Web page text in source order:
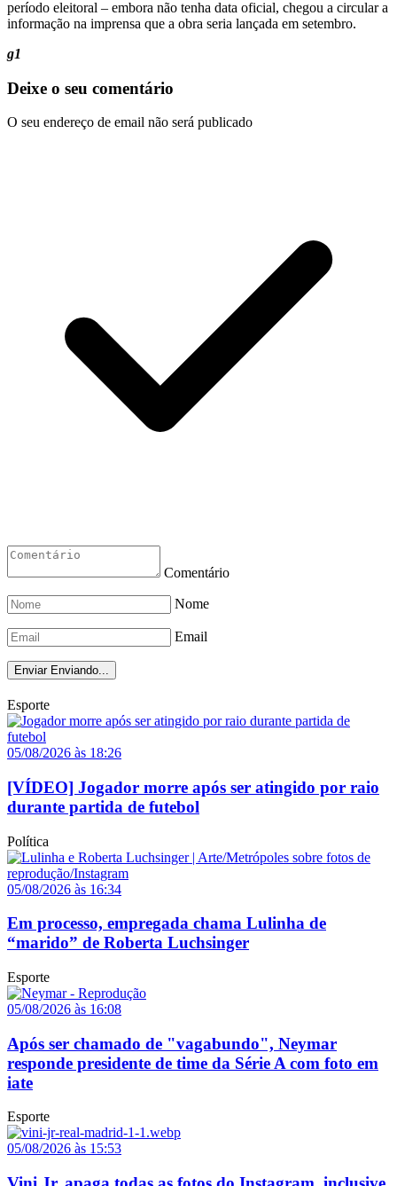
período eleitoral – embora não tenha data oficial, chegou a circular a
informação na imprensa que a obra seria lançada em setembro.
g1
Deixe o seu comentário
O seu endereço de email não será publicado
Comentário
Nome
Email
Enviar Enviando...
Esporte
05/08/2026 às 18:26
[VÍDEO] Jogador morre após ser atingido por raio
durante partida de futebol
Política
05/08/2026 às 16:34
Em processo, empregada chama Lulinha de
“marido” de Roberta Luchsinger
Esporte
05/08/2026 às 16:08
Após ser chamado de "vagabundo", Neymar
responde presidente de time da Série A com foto em
iate
Esporte
05/08/2026 às 15:53